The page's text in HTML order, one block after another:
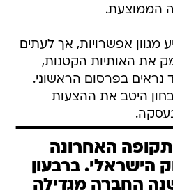
הממוצעת.
אפשרויות, אך לעתים
את האותיות הקטנות,
נראים בפרסום הראשוני.
היטב את ההצעות
האחרונה
ברבעון
החברה מגדילה